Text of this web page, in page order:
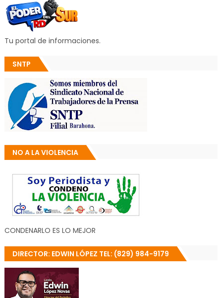
Tu portal de informaciones.
SNTP
NO A LA VIOLENCIA
CONDENARLO ES LO MEJOR
DIRECTOR: EDWIN LÓPEZ TEL: (829) 984-9179